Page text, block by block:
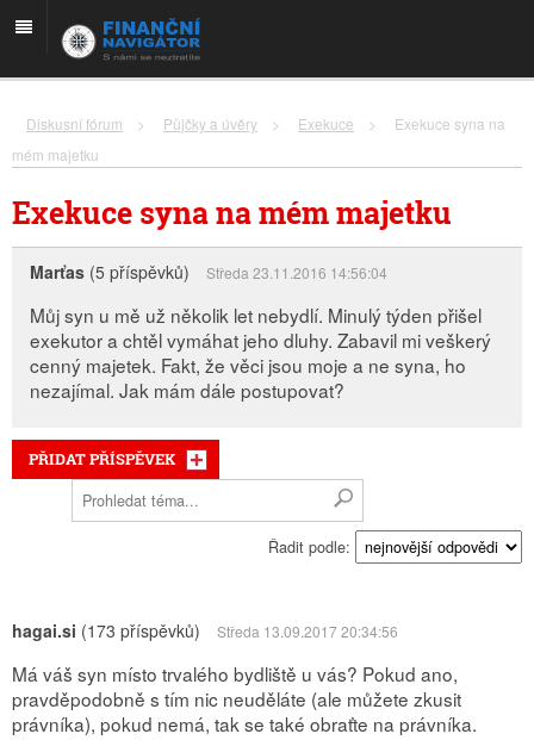
Diskusní fórum > Půjčky a úvěry > Exekuce >
Exekuce syna na
mém majetku
Exekuce syna na mém majetku
Marťas (5 příspěvků) Středa 23.11.2016 14:56:04
Můj syn u mě už několik let nebydlí. Minulý týden přišel
exekutor a chtěl vymáhat jeho dluhy. Zabavil mi veškerý
cenný majetek. Fakt, že věci jsou moje a ne syna, ho
nezajímal. Jak mám dále postupovat?
PŘIDAT PŘÍSPĚVEK
Řadit podle:
hagai.si (173 příspěvků) Středa 13.09.2017 20:34:56
Má váš syn místo trvalého bydliště u vás? Pokud ano,
pravděpodobně s tím nic neuděláte (ale můžete zkusit
právníka), pokud nemá, tak se také obraťte na právníka.